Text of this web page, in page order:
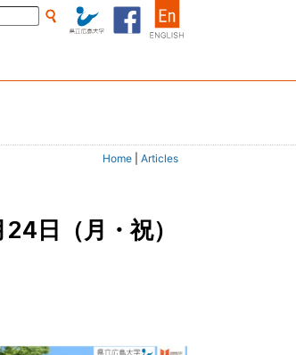
Home Articles